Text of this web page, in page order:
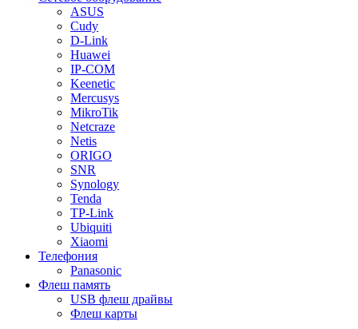
ASUS
Cudy
D-Link
Huawei
IP-COM
Keenetic
Mercusys
MikroTik
Netcraze
Netis
ORIGO
SNR
Synology
Tenda
TP-Link
Ubiquiti
Xiaomi
Телефония
Panasonic
Флеш память
USB флеш драйвы
Флеш карты